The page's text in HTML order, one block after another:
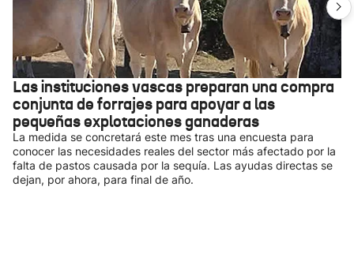
Las instituciones vascas preparan una compra
conjunta de forrajes para apoyar a las
pequeñas explotaciones ganaderas
La medida se concretará este mes tras una encuesta para
conocer las necesidades reales del sector más afectado por la
falta de pastos causada por la sequía. Las ayudas directas se
dejan, por ahora, para final de año.